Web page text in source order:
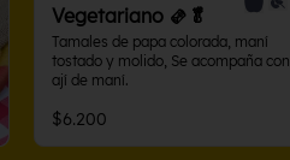
Vegetariano 🫔🥬
Tamales de papa colorada, maní
tostado y molido, Se acompaña con
ají de maní.
$6.200